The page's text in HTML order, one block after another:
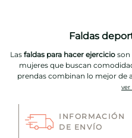
Faldas
Las faldas para hacer ejercicio son
mujeres que buscan
prendas combinan lo mejor de
diseño similar al de las faldas
En Vivant tenemos varios
básicas hasta las más modernas.
ver
INFORMACIÓN
DE ENVÍO